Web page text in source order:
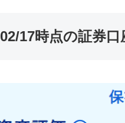
17時点の証券口